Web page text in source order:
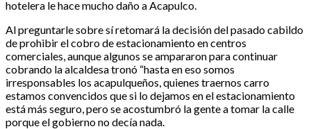
hotelera le hace mucho daño a Acapulco.
Al preguntarle sobre sí retomará la decisión del pasado cabildo
de prohibir el cobro de estacionamiento en centros
comerciales, aunque algunos se ampararon para continuar
cobrando la alcaldesa tronó “hasta en eso somos
irresponsables los acapulqueños, quienes traernos carro
estamos convencidos que si lo dejamos en el estacionamiento
está más seguro, pero se acostumbró la gente a tomar la calle
porque el gobierno no decía nada.